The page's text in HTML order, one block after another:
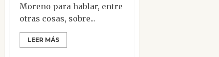
Moreno para hablar, entre
otras cosas, sobre...
LEER MÁS